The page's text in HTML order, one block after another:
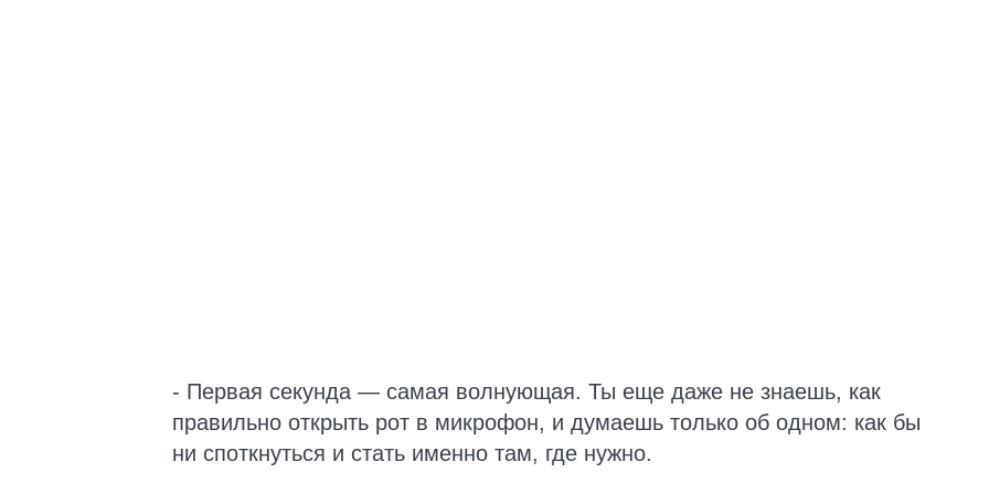
- Первая секунда — самая волнующая. Ты еще даже не знаешь, как
правильно открыть рот в микрофон, и думаешь только об одном: как бы
ни споткнуться и стать именно там, где нужно.